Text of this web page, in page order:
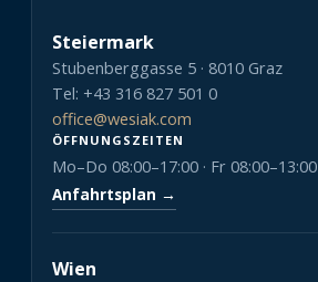
Steiermark
Stubenberggasse 5 · 8010 Graz
Tel: +43 316 827 501 0
office@wesiak.com
ÖFFNUNGSZEITEN
Mo–Do 08:00–17:00 · Fr 08:00–13:00
Anfahrtsplan →
Wien